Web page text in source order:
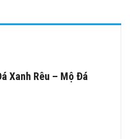
Xanh Rêu – Mộ Đá